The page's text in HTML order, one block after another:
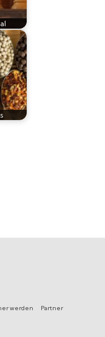
werden Partner